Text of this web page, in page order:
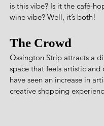
is this vibe? Is it the café-
wine vibe? Well, it’s both!
The Crowd
Ossington Strip attracts a
space that feels artistic
have seen an increase in
creative shopping